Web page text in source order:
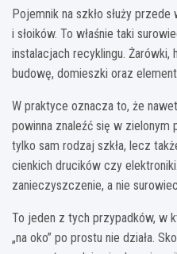
Pojemnik na szkło służy
i słoików. To właśnie taki
instalacjach recyklingu. Żarówki,
budowę, domieszki oraz
W praktyce oznacza to, że
powinna znaleźć się w zielonym
tylko sam rodzaj szkła, lecz
cienkich drucików czy
zanieczyszczenie, a nie
To jeden z tych przypadków, w
„na oko” po prostu nie działa.